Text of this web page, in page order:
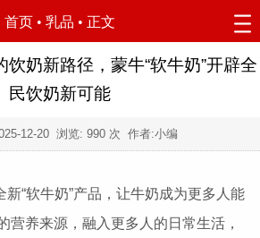
首页 • 乳品 • 正文
饮奶新路径，蒙牛“软牛奶”开辟全
民饮奶新可能
12-20 浏览: 990 次 作者:小编
“软牛奶”产品，让牛奶成为更多人能
营养来源，融入更多人的日常生活，